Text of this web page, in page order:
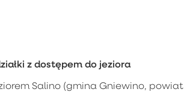
z dostępem do jeziora
Salino (gmina Gniewino, powiat